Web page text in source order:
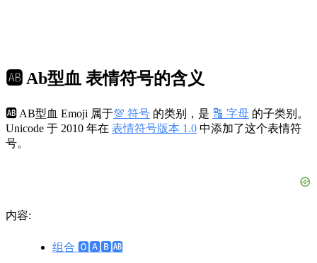
🆎 Ab型血 表情符号的含义
🆎 AB型血 Emoji 属于💯 符号 的类别，是 🔠 字母 的子类别。
Unicode 于 2010 年在 表情符号版本 1.0 中添加了这个表情符
号。
内容:
组合 🅾️🅰️🅱️🆎